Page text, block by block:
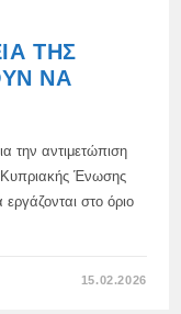
ΤΗΣ
ΝΑ
την αντιμετώπιση
Κυπριακής Ένωσης
εργάζονται στο όριο
15.02.2026